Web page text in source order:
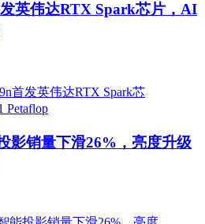
英伟达RTX Spark芯片，AI
影销量下滑26%，亮度升级